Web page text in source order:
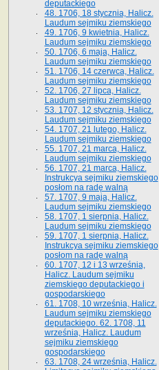
deputackiego
48. 1706, 18 stycznia, Halicz.
Laudum sejmiku ziemskiego
49. 1706, 9 kwietnia, Halicz.
Laudum sejmiku ziemskiego
50. 1706, 6 maja, Halicz.
Laudum sejmiku ziemskiego
51. 1706, 14 czerwca, Halicz.
Laudum sejmiku ziemskiego
52. 1706, 27 lipca, Halicz.
Laudum sejmiku ziemskiego
53. 1707, 12 stycznia, Halicz.
Laudum sejmiku ziemskiego
54. 1707, 21 lutego, Halicz.
Laudum sejmiku ziemskiego
55. 1707, 21 marca, Halicz.
Laudum sejmiku ziemskiego
56. 1707, 21 marca, Halicz.
Instrukcya sejmiku ziemskiego
posłom na radę walną
57. 1707, 9 maja, Halicz.
Laudum sejmiku ziemskiego
58. 1707, 1 sierpnia, Halicz.
Laudum sejmiku ziemskiego
59. 1707, 1 sierpnia, Halicz.
Instrukcya sejmiku ziemskiego
posłom na radę walną
60. 1707, 12 i 13 września,
Halicz. Laudum sejmiku
ziemskiego deputackiego i
gospodarskiego
61. 1708, 10 września, Halicz.
Laudum sejmiku ziemskiego
deputackiego. 62. 1708, 11
września, Halicz. Laudum
sejmiku ziemskiego
gospodarskiego
63. 1708, 24 września, Halicz.